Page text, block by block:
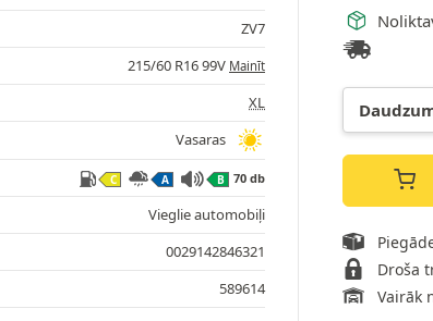
Droša
Vairāk
ZV7
215/60 R16 99V Mainīt
XL
Vasaras
C A B 70 db
Vieglie automobiļi
0029142846321
589614